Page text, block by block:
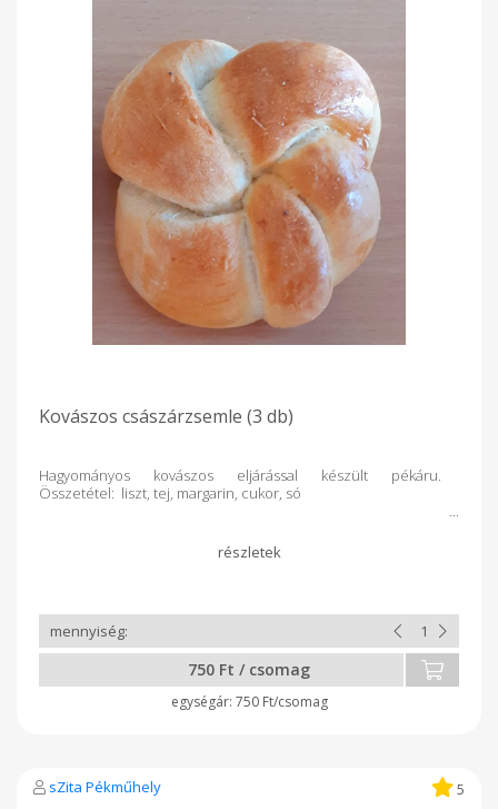
Kovászos császárzsemle (3 db)
Hagyományos kovászos eljárással készült pékáru.
Összetétel: liszt, tej, margarin, cukor, só
750 Ft / csomag
750 Ft/csomag
sZita Pékműhely 5